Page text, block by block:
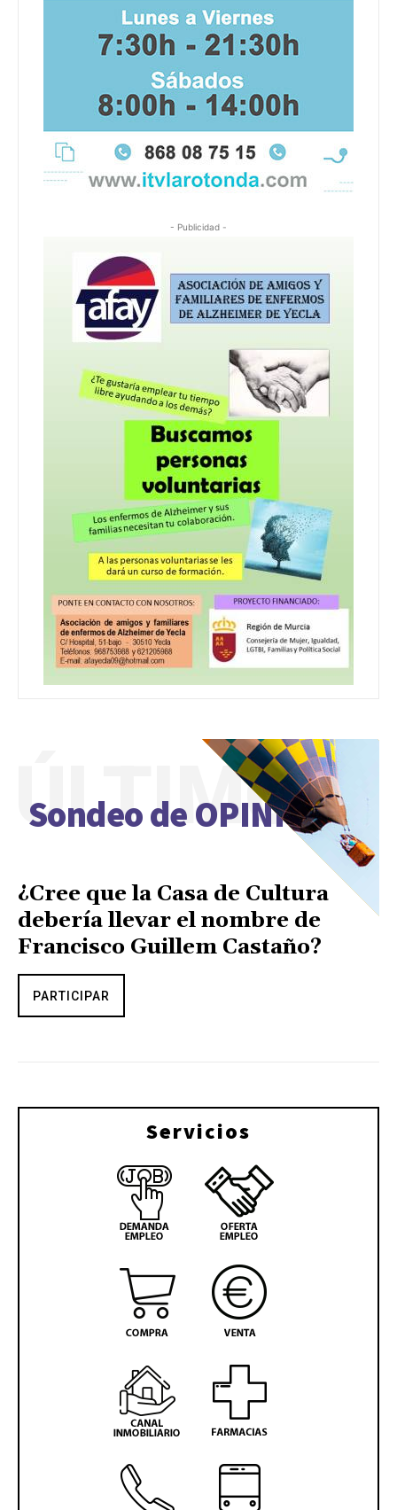
- Publicidad -
Sondeo de OPINIÓN
ÚLTIMO
¿Cree que la Casa de Cultura
debería llevar el nombre de
Francisco Guillem Castaño?
PARTICIPAR
Servicios